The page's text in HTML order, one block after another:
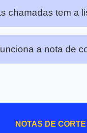
chamadas tem a
a nota de
NOTAS DE CORTE